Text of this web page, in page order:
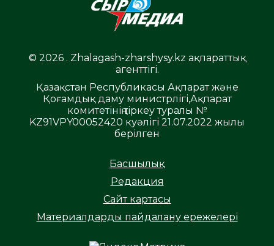
© 2026 . Zhalagash-zharshysy.kz ақпараттық
агенттігі.
Қазақстан Республикасы Ақпарат және
Қоғамдық даму министрлігі,Ақпарат
комитетінің тіркеу туралы №
KZ91VPY00052420 куәлігі 21.07.2022 жылы
берілген
Басшылық
Редакция
Сайт картасы
Материалдарды пайдалану ережелері